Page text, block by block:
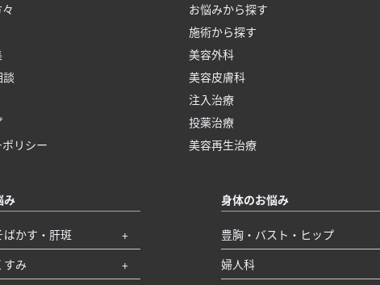
談
リシー
お悩みから探す
施術から探す
美容外科
美容皮膚科
注入治療
投薬治療
美容再生治療
み
ばかす・肝斑
すみ
身体のお悩み
豊胸・バスト・ヒップ
婦人科